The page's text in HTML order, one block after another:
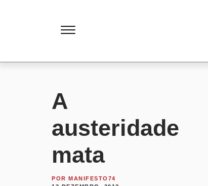
A
austeridade
mata
POR MANIFESTO74